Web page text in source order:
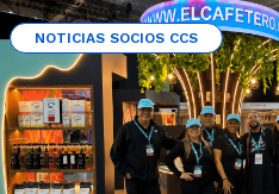
NOTICIAS SOCIOS CCS